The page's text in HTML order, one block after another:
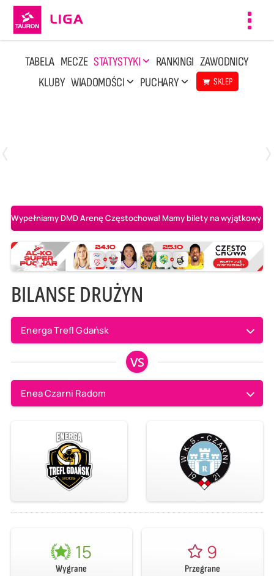
TABELA MECZE STATYSTYKI RANKINGI ZAWODNICY
KLUBY WIADOMOŚCI PUCHARY SKLEP
Wypełniamy DMD Arenę Częstochowa! Mamy bilety na wyjątkowy
BILANSE DRUŻYN
Energa Trefl Gdańsk
VS
Enea Czarni Radom
15
Wygrane
9
Przegrane